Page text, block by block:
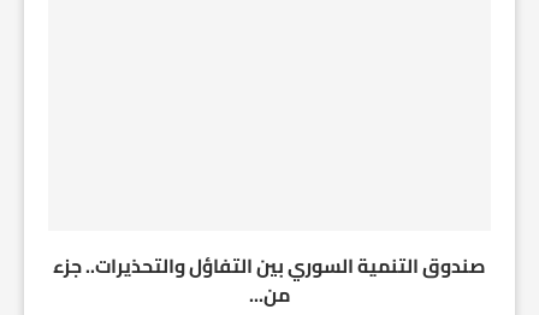
صندوق التنمية السوري بين التفاؤل والتحذيرات.. جزء
من...